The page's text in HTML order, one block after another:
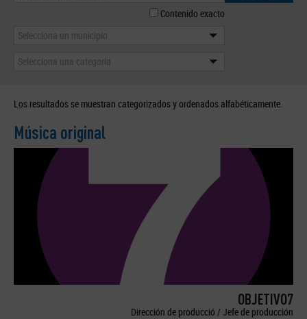
Contenido exacto
Selecciona un municipio
Selecciona una categoría
Los resultados se muestran categorizados y ordenados alfabéticamente.
Música original
OBJETIVO7
Dirección de producció / Jefe de producción